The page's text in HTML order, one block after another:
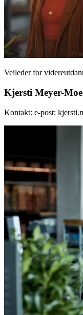
Veileder for
Kjersti Meyer-Moe
Kontakt: e-post: